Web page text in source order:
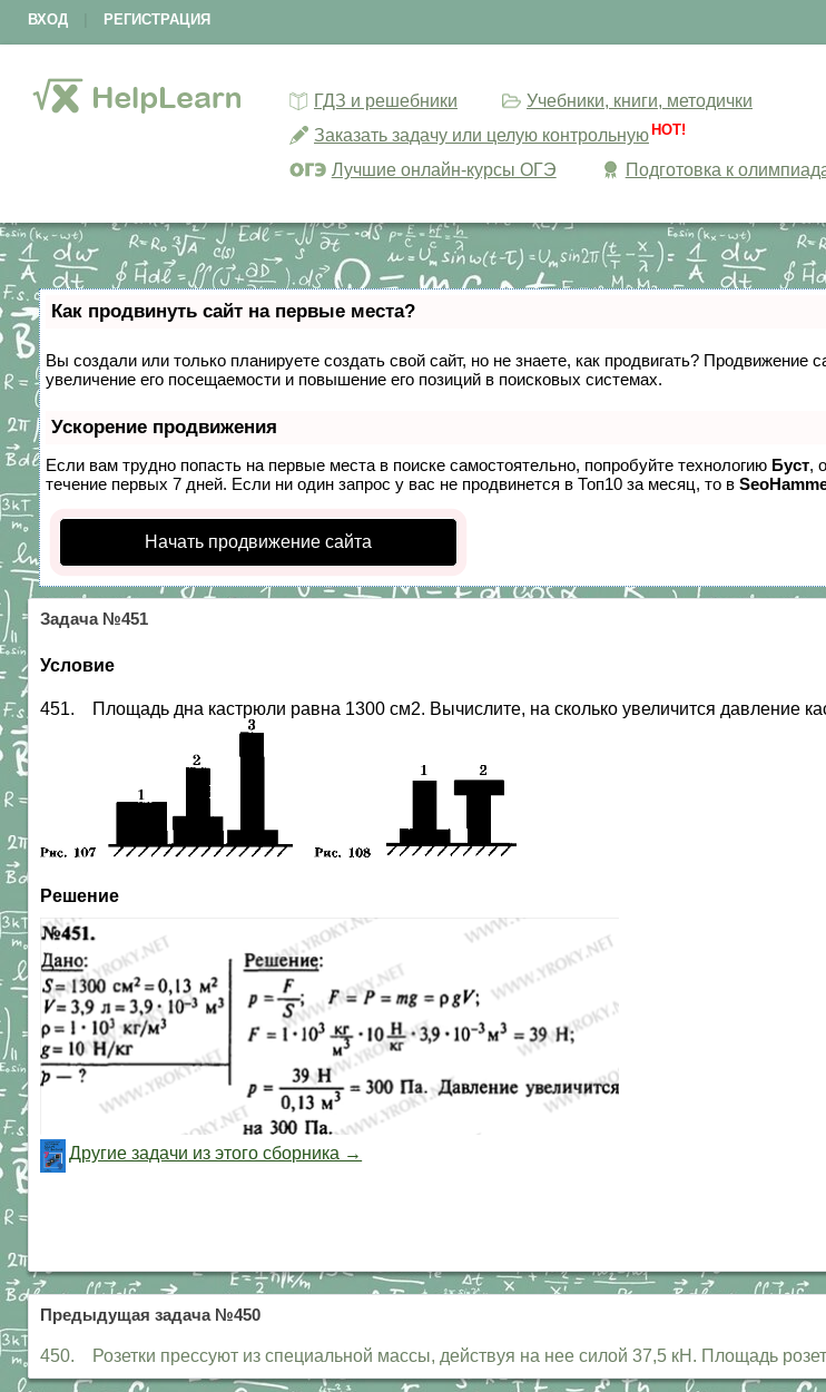
ВХОД РЕГИСТРАЦИЯ
ГДЗ и решебники
Учебники, книги, методички
Заказать задачу или целую контрольную HOT!
Лучшие онлайн-курсы ОГЭ Подготовка к
Как продвинуть сайт на первые места?
Вы создали или только планируете создать свой сайт, но не знаете, как продвигать?
увеличение его посещаемости и повышение его позиций в поисковых системах.
Ускорение продвижения
Если вам трудно попасть на первые места в поиске самостоятельно, попробуйте технологию Буст,
течение первых 7 дней. Если ни один запрос у вас не продвинется в Топ10 за месяц, то в
Начать продвижение сайта
Задача №451
Условие
451. Площадь дна кастрюли равна 1300 см2. Вычислите, на сколько увеличится давление
Решение
Другие задачи из этого сборника →
Предыдущая задача №450
450. Розетки прессуют из специальной массы, действуя на нее силой 37,5 кН. Площадь